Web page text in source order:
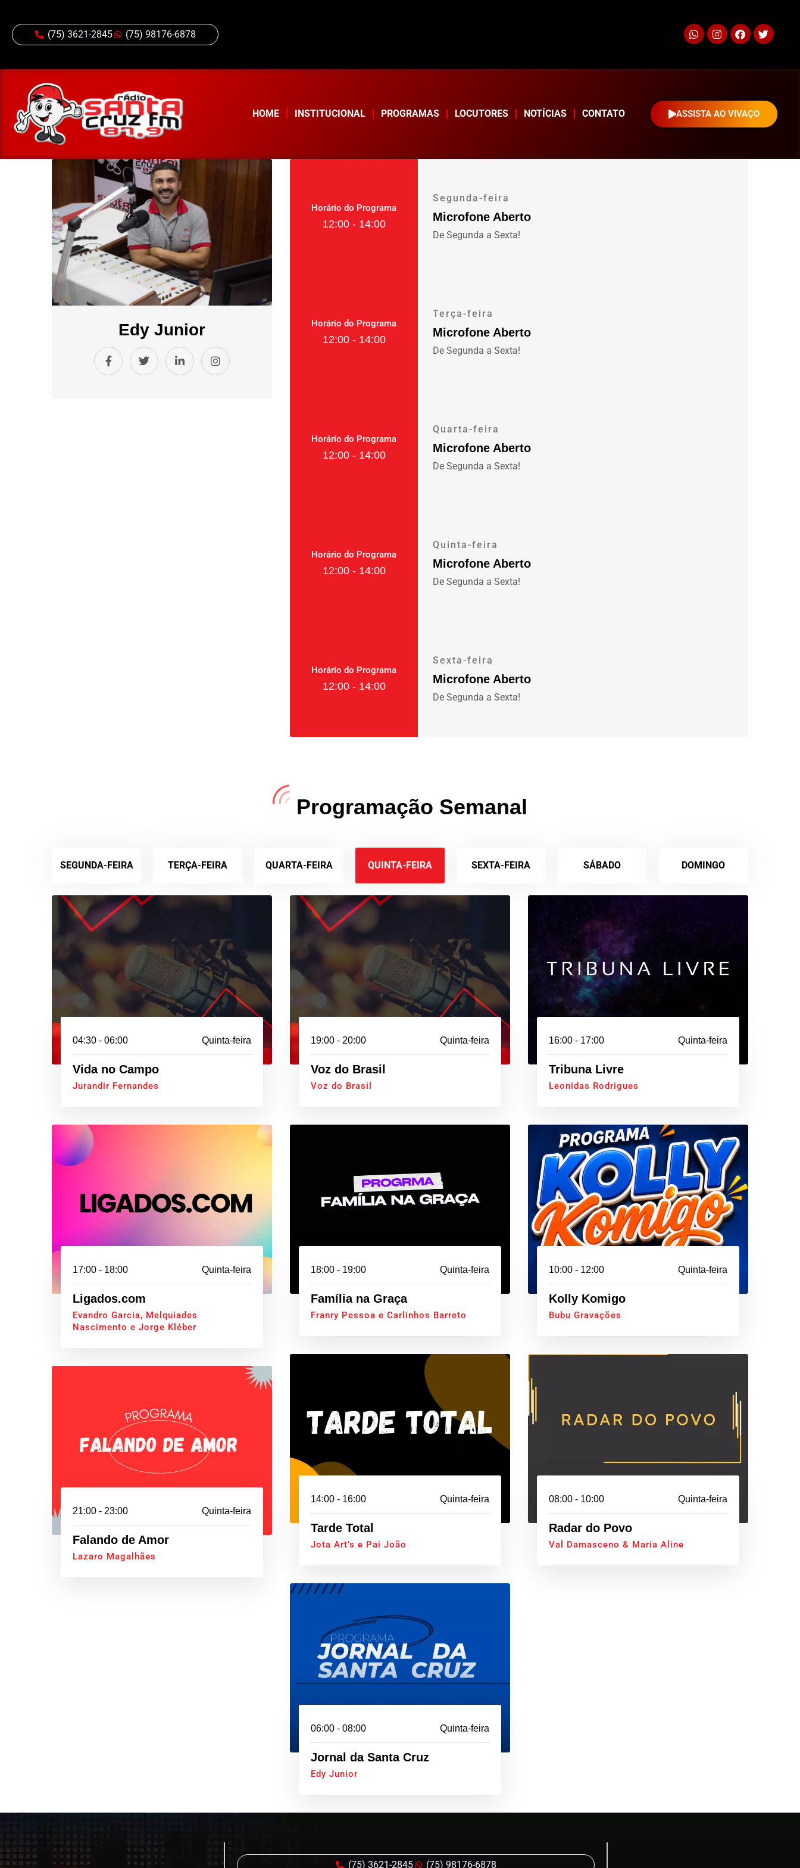
(75) 3621-2845 (75) 98176-6878
HOME INSTITUCIONAL PROGRAMAS LOCUTORES NOTÍCIAS CONTATO ASSISTA AO VIVAÇO
Edy Junior
Horário do Programa
12:00 - 14:00
Segunda-feira
Microfone Aberto
De Segunda a Sexta!
Horário do Programa
12:00 - 14:00
Terça-feira
Microfone Aberto
De Segunda a Sexta!
Horário do Programa
12:00 - 14:00
Quarta-feira
Microfone Aberto
De Segunda a Sexta!
Horário do Programa
12:00 - 14:00
Quinta-feira
Microfone Aberto
De Segunda a Sexta!
Horário do Programa
12:00 - 14:00
Sexta-feira
Microfone Aberto
De Segunda a Sexta!
Programação Semanal
SEGUNDA-FEIRA TERÇA-FEIRA QUARTA-FEIRA QUINTA-FEIRA SEXTA-FEIRA SÁBADO DOMINGO
04:30 - 06:00 Quinta-feira
Vida no Campo
Jurandir Fernandes
19:00 - 20:00 Quinta-feira
Voz do Brasil
Voz do Brasil
16:00 - 17:00 Quinta-feira
Tribuna Livre
Leonidas Rodrigues
17:00 - 18:00 Quinta-feira
Ligados.com
Evandro Garcia, Melquiades
Nascimento e Jorge Kléber
18:00 - 19:00 Quinta-feira
Família na Graça
Franry Pessoa e Carlinhos Barreto
10:00 - 12:00 Quinta-feira
Kolly Komigo
Bubu Gravações
14:00 - 16:00 Quinta-feira
Tarde Total
Jota Art’s e Pai João
08:00 - 10:00 Quinta-feira
Radar do Povo
Val Damasceno & Maria Aline
21:00 - 23:00 Quinta-feira
Falando de Amor
Lazaro Magalhães
06:00 - 08:00 Quinta-feira
Jornal da Santa Cruz
Edy Junior
(75) 3621-2845 (75) 98176-6878